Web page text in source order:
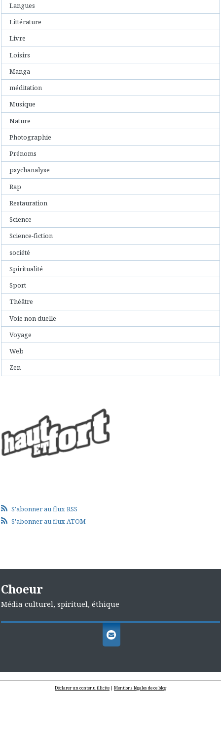
Langues
Littérature
Livre
Loisirs
Manga
méditation
Musique
Nature
Photographie
Prénoms
psychanalyse
Rap
Restauration
Science
Science-fiction
société
Spiritualité
Sport
Théâtre
Voie non duelle
Voyage
Web
Zen
S'abonner au flux RSS
S'abonner au flux ATOM
Choeur
Média culturel, spirituel, éthique
Déclarer un contenu illicite | Mentions légales de ce blog